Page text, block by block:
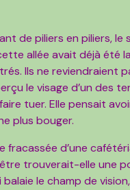
de piliers en piliers,
allée avait déjà été
Ils ne reviendraient
le visage d’un des
tuer. Elle pensait
plus bouger.
fracassée d’une
trouverait-elle une
le champ de